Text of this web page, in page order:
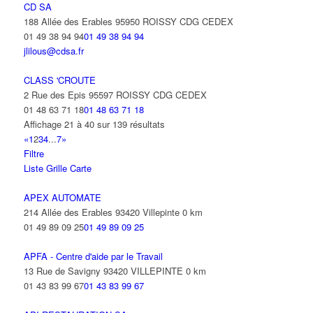
CD SA
188 Allée des Erables 95950 ROISSY CDG CEDEX
01 49 38 94 9401 49 38 94 94
jlilous@cdsa.fr
CLASS 'CROUTE
2 Rue des Epis 95597 ROISSY CDG CEDEX
01 48 63 71 1801 48 63 71 18
Affichage 21 à 40 sur 139 résultats
«1234...7»
Filtre
Liste Grille Carte
APEX AUTOMATE
214 Allée des Erables 93420 Villepinte 0 km
01 49 89 09 2501 49 89 09 25
APFA - Centre d'aide par le Travail
13 Rue de Savigny 93420 VILLEPINTE 0 km
01 43 83 99 6701 43 83 99 67